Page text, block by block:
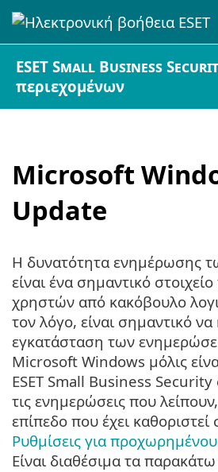
ESET Small Business
περιεχομένων
Microsoft
Update
Η δυνατότητα ενημέρωσης
είναι ένα σημαντικό
χρηστών από κακόβουλο
τον λόγο, είναι σημαντικό να
εγκατάσταση των
Microsoft Windows μόλις
ESET Small Business Security
τις ενημερώσεις που
επίπεδο που έχει
Ρυθμίσεις για
Είναι διαθέσιμα τα